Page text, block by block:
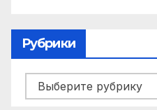
Рубрики
Рубрики